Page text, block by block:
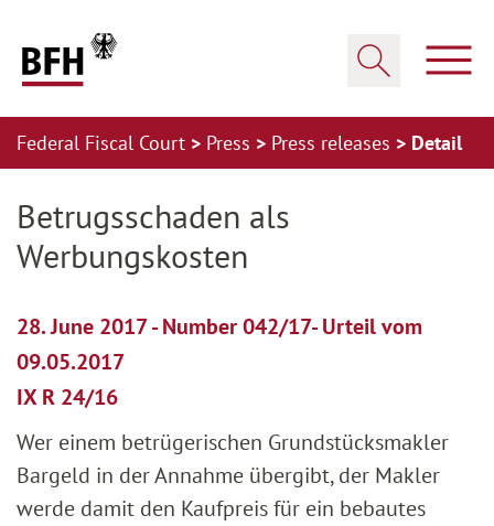
Federal Fiscal Court Press Press releases Detail
Betrugsschaden als
Werbungskosten
28. June 2017 - Number 042/17- Urteil vom
09.05.2017
IX R 24/16
Wer einem betrügerischen Grundstücksmakler
Bargeld in der Annahme übergibt, der Makler
werde damit den Kaufpreis für ein bebautes